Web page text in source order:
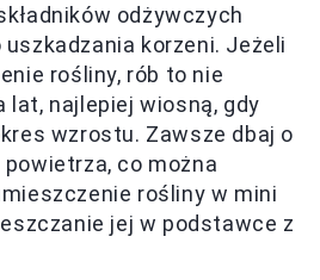
odżywczych
korzeni. Jeżeli
rośliny, rób to nie
lat, najlepiej wiosną, gdy
wzrostu. Zawsze dbaj o
co można
rośliny w mini
jej w podstawce z